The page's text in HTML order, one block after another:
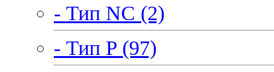
- Тип NC (2)
- Тип P (97)